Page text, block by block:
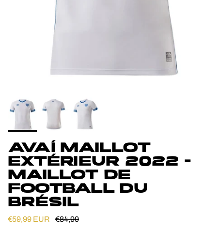
AVAÍ MAILLOT
EXTÉRIEUR 2022 -
MAILLOT DE
FOOTBALL DU
BRÉSIL
Prix soldé
€59,99 EUR Prix habituel
€84,99